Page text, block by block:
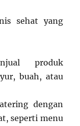
sehat yang
produk
buah, atau
dengan
seperti menu